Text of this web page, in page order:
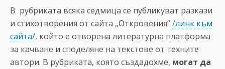
В рубриката всяка седмица се публикуват разкази
и стихотворения от сайта „Откровения“/линк към
сайта/, който е отворена литературна платформа
за качване и споделяне на текстове от техните
автори. В рубриката, която създадохме, могат да